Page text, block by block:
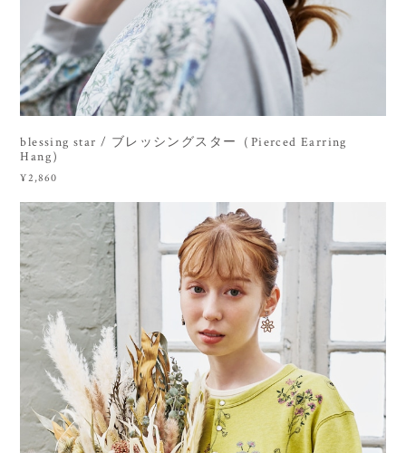
blessing star / ブレッシングスター（Pierced Earring
Hang）
¥2,860